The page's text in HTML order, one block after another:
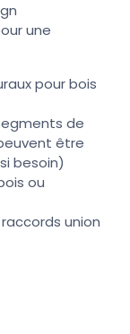
une
pour bois
de
être
besoin)
ou
union